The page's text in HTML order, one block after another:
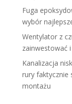
Fuga
wybór
Wentylator z
zainwestować
Kanalizacja
rury faktycznie
montażu